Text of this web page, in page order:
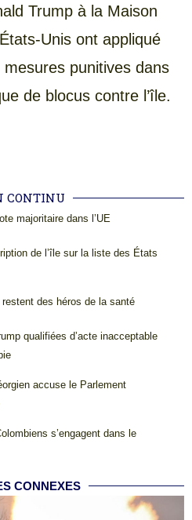
Trump à la Maison
Unis ont appliqué
punitives dans
de blocus contre l’île.
CONTINU
majoritaire dans l’UE
de l’île sur la liste des États
des héros de la santé
qualifiées d’acte inacceptable
accuse le Parlement
s’engagent dans le
CONNEXES